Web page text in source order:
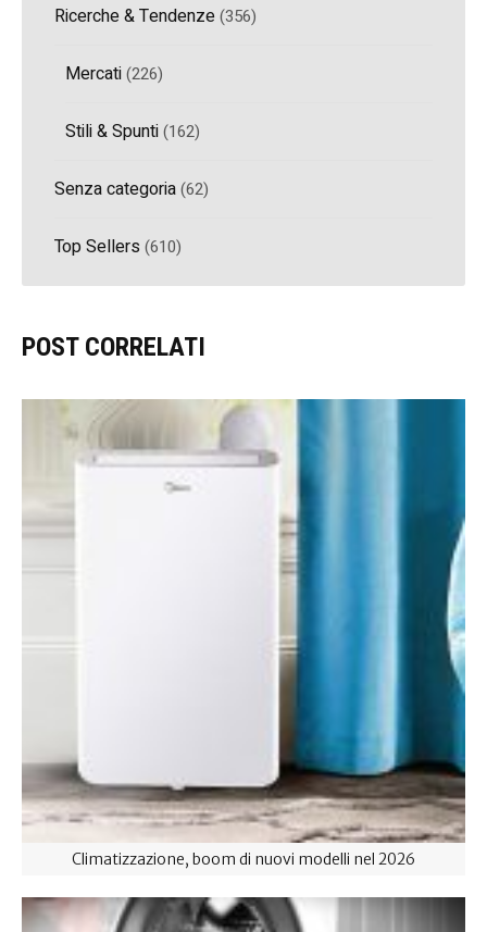
Ricerche & Tendenze(356)
Mercati(226)
Stili & Spunti(162)
Senza categoria(62)
Top Sellers (610)
POST CORRELATI
Climatizzazione, boom di nuovi modelli nel 2026